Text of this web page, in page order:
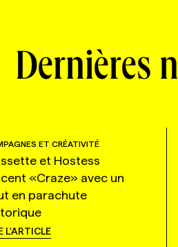
Dernières
ET CRÉATIVITÉ
et Hostess
«Craze» avec un
en parachute
L'ARTICLE